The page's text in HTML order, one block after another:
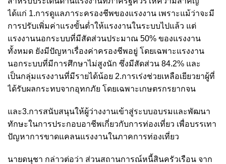
ได้แก่ 1.การดูแลภาระครองชีพของแรงงาน เพราะแม้ว่าจะมี
การปรับเพิ่มค่าแรงขั้นต่ำให้แรงงานในระบบไปแล้ว แต่
แรงงานนอกระบบที่มีสัดส่วนประมาณ 50% ของแรงงาน
ทั้งหมด ยังมีปัญหาเรื่องค่าครองชีพอยู่ โดยเฉพาะแรงงาน
นอกระบบที่มีการศึกษาไม่สูงนัก ซึ่งมีสัดส่วน 84.2% และ
เป็นกลุ่มแรงงานที่มีรายได้น้อย 2.การเร่งช่วยเหลือเยียวยาผู้ที่
ได้รับผลกระทบจากอุทกภัย โดยเฉพาะเกษตรกรยากจน
และ3.การสนับสนุนให้ผู้ว่างงานเข้าสู่ระบบอบรมและพัฒนา
ทักษะในการประกอบอาชีพเกี่ยวกับการท่องเที่ยว เพื่อบรรเทา
ปัญหาการขาดแคลนแรงงานในภาคการท่องเที่ยว
นายดนุชา กล่าวต่อว่า ส่วนสถานการณ์หนี้สินครัวเรือน จาก